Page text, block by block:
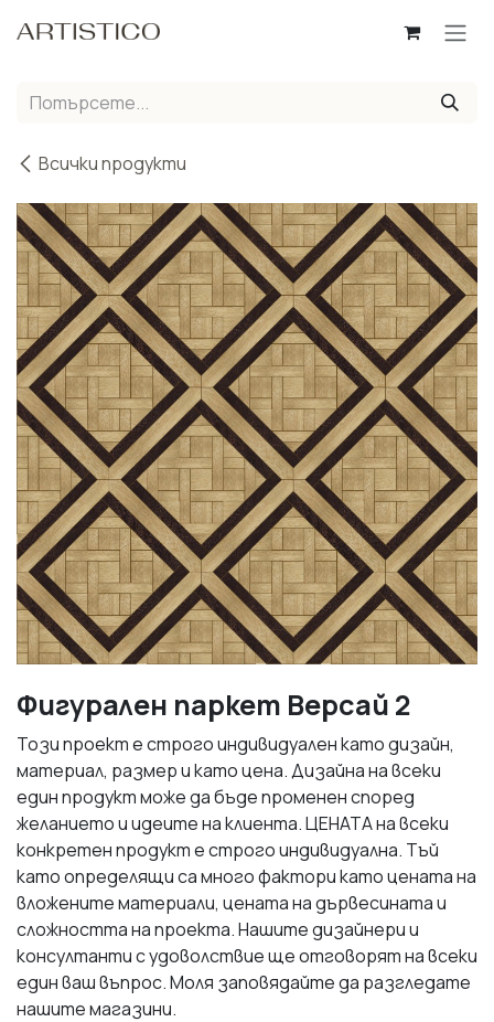
Всички продукти
Фигурален паркет Версай 2
Този проект е строго индивидуален като дизайн,
материал, размер и като цена. Дизайна на всеки
един продукт може да бъде променен според
желанието и идеите на клиента. ЦЕНАТА на всеки
конкретен продукт е строго индивидуална. Тъй
като определящи са много фактори като цената на
вложените материали, цената на дървесината и
сложността на проекта. Нашите дизайнери и
консултанти с удоволствие ще отговорят на всеки
един ваш въпрос. Моля заповядайте да разгледате
нашите магазини.